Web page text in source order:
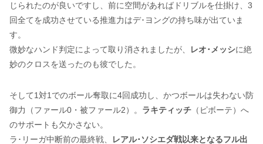
じられたのが良いですし、前に空間があればドリブルを仕掛け、3
回全てを成功させている推進力はデ･ヨングの持ち味が出ていま
す。
微妙なハンド判定によって取り消されましたが、
レオ･メッシに絶
妙のクロスを送ったのも彼でした。
そして1対1でのボール奪取に4回成功し、かつボールは失わない防
御力（ファール0・被ファール2）。 ラキティッチ （ピボーテ）へ
のサポートも欠かさない。
ラ･リーガ中断前の最終戦、
レアル･ソシエダ戦以来となるフル出